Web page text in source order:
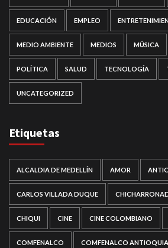
EDUCACIÓN EMPLEO
MEDIO AMBIENTE MEDIOS MÚSICA
POLÍTICA SALUD TECNOLOGÍA
UNCATEGORIZED
Etiquetas
ALCALDIA DE MEDELLÍN AMOR
CARLOS VILLADA DUQUE
CHIQUI CINE CINE COLOMBIANO
COMFENALCO COMFENALCO ANTIOQUIA